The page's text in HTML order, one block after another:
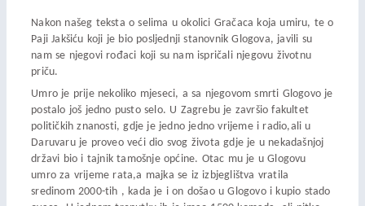
Nakon našeg teksta o selima u okolici Gračaca koja umiru, te o
Paji Jakšiću koji je bio posljednji stanovnik Glogova, javili su
nam se njegovi rođaci koji su nam ispričali njegovu životnu
priču.
Umro je prije nekoliko mjeseci, a sa njegovom smrti Glogovo je
postalo još jedno pusto selo. U Zagrebu je završio fakultet
političkih znanosti, gdje je jedno jedno vrijeme i radio,ali u
Daruvaru je proveo veći dio svog života gdje je u nekadašnjoj
državi bio i tajnik tamošnje općine. Otac mu je u Glogovu
umro za vrijeme rata,a majka se iz izbjeglištva vratila
sredinom 2000-tih , kada je i on došao u Glogovo i kupio stado